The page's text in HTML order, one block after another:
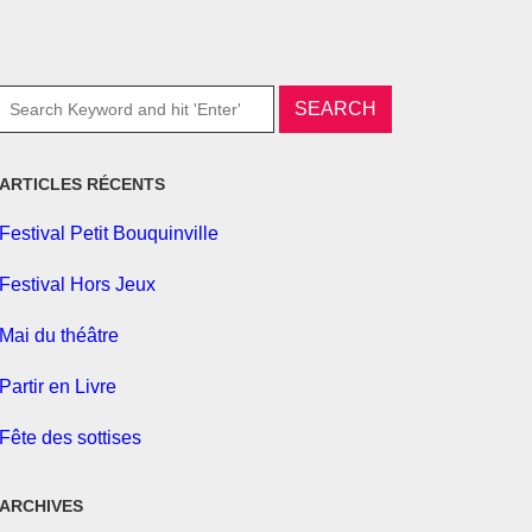
RÉCENTS
Petit Bouquinville
Hors Jeux
du théâtre
en Livre
des sottises